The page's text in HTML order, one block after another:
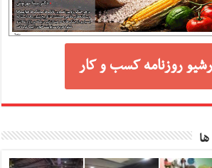
روزنامه کسب و کار